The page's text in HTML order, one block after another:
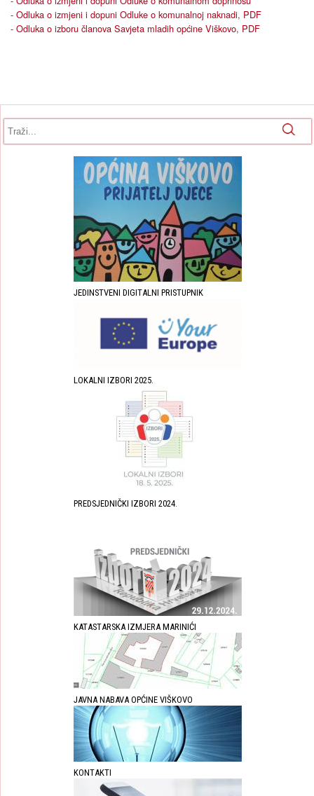
- Odluka o izmjeni i dopuni Odluke o komunalnoj naknadi, PDF
- Odluka o izboru članova Savjeta mladih općine Viškovo, PDF
JEDINSTVENI DIGITALNI PRISTUPNIK
LOKALNI IZBORI 2025.
PREDSJEDNIČKI IZBORI 2024.
KATASTARSKA IZMJERA MARINIĆI
JAVNA NABAVA OPĆINE VIŠKOVO
KONTAKTI